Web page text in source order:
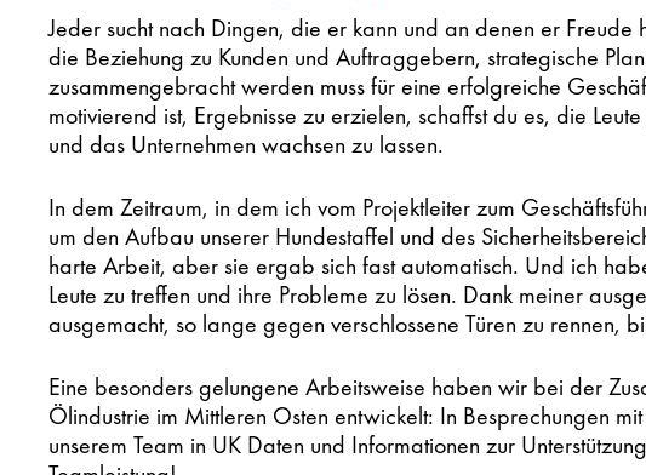
Jeder sucht nach Dingen, die er kann und an denen er Freude
die Beziehung zu Kunden und Auftraggebern, strategische
zusammengebracht werden muss für eine erfolgreiche
motivierend ist, Ergebnisse zu erzielen, schaffst du es, die
und das Unternehmen wachsen zu lassen.
In dem Zeitraum, in dem ich vom Projektleiter zum
um den Aufbau unserer Hundestaffel und des
harte Arbeit, aber sie ergab sich fast automatisch. Und ich
Leute zu treffen und ihre Probleme zu lösen. Dank meiner
ausgemacht, so lange gegen verschlossene Türen zu rennen,
Eine besonders gelungene Arbeitsweise haben wir bei der
Ölindustrie im Mittleren Osten entwickelt: In Besprechungen
unserem Team in UK Daten und Informationen zur